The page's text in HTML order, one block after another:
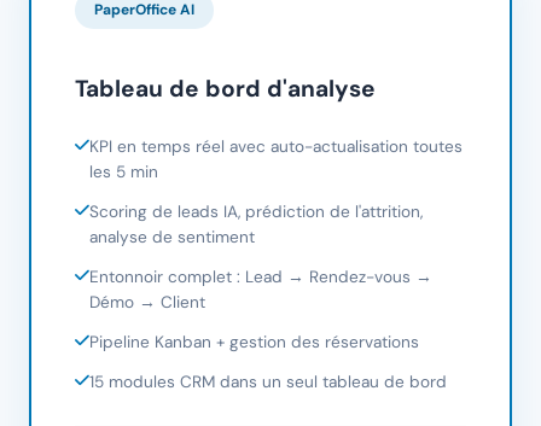
PaperOffice AI
Tableau de bord d'analyse
KPI en temps réel avec auto-actualisation toutes
les 5 min
Scoring de leads IA, prédiction de l'attrition,
analyse de sentiment
Entonnoir complet : Lead → Rendez-vous →
Démo → Client
Pipeline Kanban + gestion des réservations
15 modules CRM dans un seul tableau de bord